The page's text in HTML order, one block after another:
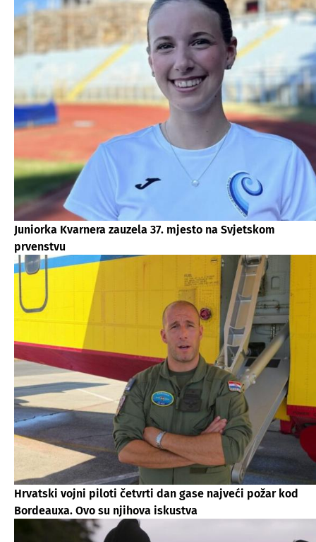
Juniorka Kvarnera zauzela 37. mjesto na Svjetskom
prvenstvu
Hrvatski vojni piloti četvrti dan gase najveći požar kod
Bordeauxa. Ovo su njihova iskustva